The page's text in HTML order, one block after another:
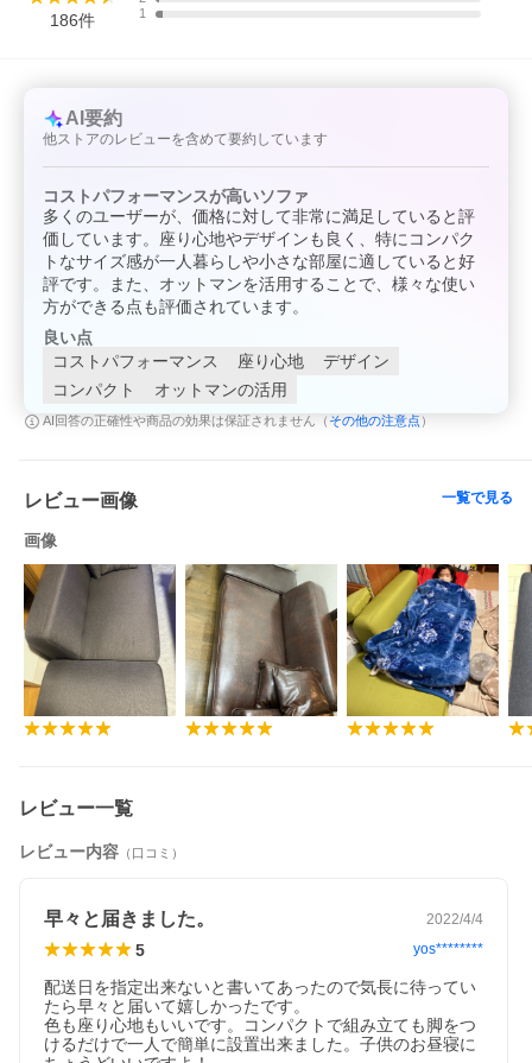
186件
1
AI要約
他ストアのレビューを含めて要約しています
コストパフォーマンスが高いソファ
多くのユーザーが、価格に対して非常に満足していると評
価しています。座り心地やデザインも良く、特にコンパク
トなサイズ感が一人暮らしや小さな部屋に適していると好
評です。また、オットマンを活用することで、様々な使い
方ができる点も評価されています。
良い点
コストパフォーマンス
座り心地
デザイン
コンパクト
オットマンの活用
AI回答の正確性や商品の効果は保証されません（ その他の注意点 ）
レビュー画像 一覧で見る
画像
レビュー一覧
レビュー内容 （口コミ）
早々と届きました。 2022/4/4
5 yos********
配送日を指定出来ないと書いてあったので気長に待ってい
たら早々と届いて嬉しかったです。
色も座り心地もいいです。コンパクトで組み立ても脚をつ
けるだけで一人で簡単に設置出来ました。子供のお昼寝に